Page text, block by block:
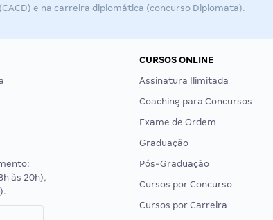
e na carreira diplomática (concurso Diplomata).
às 20h),
CURSOS ONLINE
Assinatura Ilimitada
Coaching para Concursos
Exame de Ordem
Graduação
Pós-Graduação
Cursos por Concurso
Cursos por Carreira